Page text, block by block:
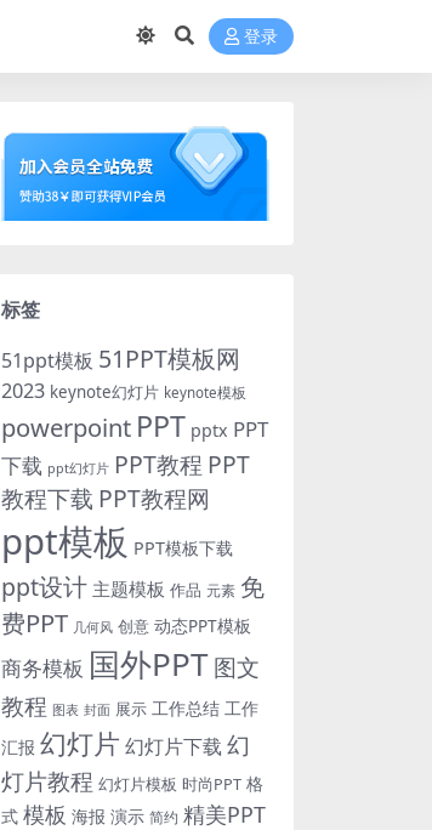
登录
标签
51ppt模板 51PPT模板网
2023 keynote幻灯片 keynote模板
powerpoint PPT pptx PPT
下载 ppt幻灯片 PPT教程 PPT
教程下载 PPT教程网
ppt模板 PPT模板下载
ppt设计 主题模板 作品 元素 免
费PPT 几何风 创意 动态PPT模板
商务模板 国外PPT图文
教程 图表 封面 展示 工作总结 工作
汇报 幻灯片 幻灯片下载 幻
灯片教程 幻灯片模板 时尚PPT 格
式 模板 海报 演示 简约 精美PPT